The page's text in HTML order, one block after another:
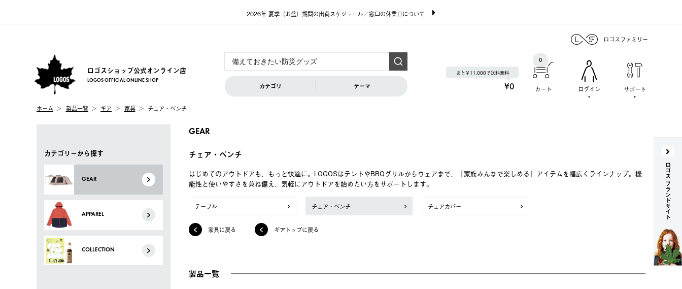
2026年 夏季（お盆）期間の出荷スケジュール／窓口の休業日について
ロゴスファミリー
ロゴスショップ公式オンライン店
LOGOS OFFICIAL ONLINE SHOP
カテゴリ テーマ
あと￥11,000で送料無料
¥0 カート
0
ログイン サポート
ホーム 製品一覧 ギア 家具 チェア・ベンチ
カテゴリーから探す
GEAR
APPAREL
COLLECTION
GEAR
チェア・ベンチ
はじめてのアウトドアも、もっと快適に。LOGOSはテントやBBQグリルからウェアまで、「家族みんなで楽しめる」アイテムを幅広くラインナップ。機
能性と使いやすさを兼ね備え、気軽にアウトドアを始めたい方をサポートします。
テーブル チェア・ベンチ チェアカバー
家具に戻る ギアトップに戻る
製品一覧
ロゴス ブランドサイト